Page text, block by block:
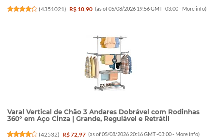
(4351021) R$ 10,90 (as of 05/08/2026 19:56 GMT -03:00 - More info)
Varal Vertical de Chão 3 Andares Dobrável com Rodinhas
360° em Aço Cinza | Grande, Regulável e Retrátil
(42532) R$ 72,97 (as of 05/08/2026 20:16 GMT -03:00 - More info)